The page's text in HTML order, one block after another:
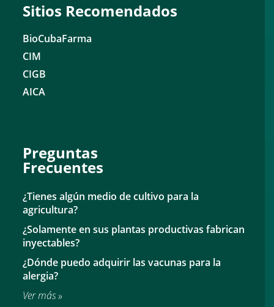
Sitios Recomendados
BioCubaFarma
CIM
CIGB
AICA
Preguntas
Frecuentes
¿Tienes algún medio de cultivo para la
agricultura?
¿Solamente en sus plantas productivas fabrican
inyectables?
¿Dónde puedo adquirir las vacunas para la
alergia?
Ver más »